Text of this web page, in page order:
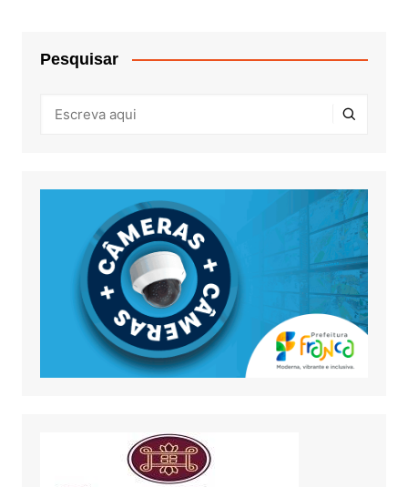
Pesquisar